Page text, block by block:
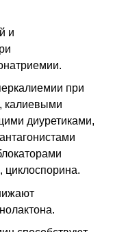
и
при
калиевыми
диуретиками,
циклоспорина.